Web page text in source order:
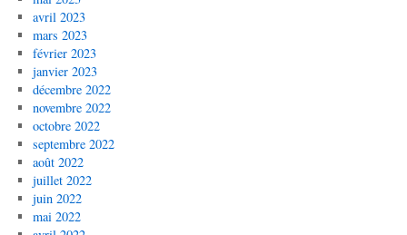
avril 2023
mars 2023
février 2023
janvier 2023
décembre 2022
novembre 2022
octobre 2022
septembre 2022
août 2022
juillet 2022
juin 2022
mai 2022